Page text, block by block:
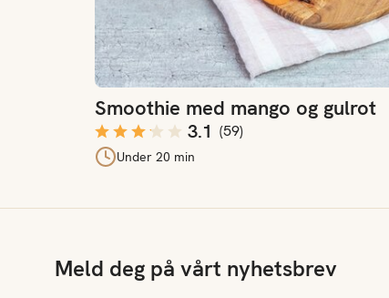
Smoothie med mango og gulrot
3.1 (59)
Under 20 min
Meld deg på vårt nyhetsbrev